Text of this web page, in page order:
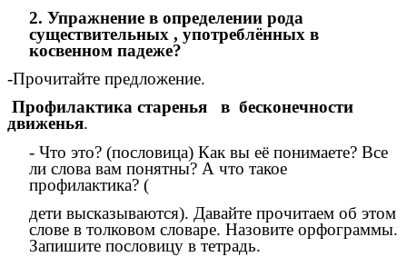
2. Упражнение в определении рода
существительных , употреблённых в
косвенном падеже?
-Прочитайте предложение.
Профилактика старенья в бесконечности
движенья.
- Что это? (пословица) Как вы её понимаете? Все
ли слова вам понятны? А что такое
профилактика? (
дети высказываются). Давайте прочитаем об этом
слове в толковом словаре. Назовите орфограммы.
Запишите пословицу в тетрадь.